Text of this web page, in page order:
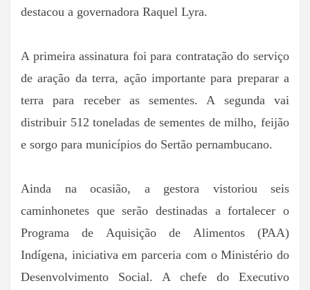
destacou a governadora Raquel Lyra.
A primeira assinatura foi para contratação do serviço
de aração da terra, ação importante para preparar a
terra para receber as sementes. A segunda vai
distribuir 512 toneladas de sementes de milho, feijão
e sorgo para municípios do Sertão pernambucano.
Ainda na ocasião, a gestora vistoriou seis
caminhonetes que serão destinadas a fortalecer o
Programa de Aquisição de Alimentos (PAA)
Indígena, iniciativa em parceria com o Ministério do
Desenvolvimento Social. A chefe do Executivo